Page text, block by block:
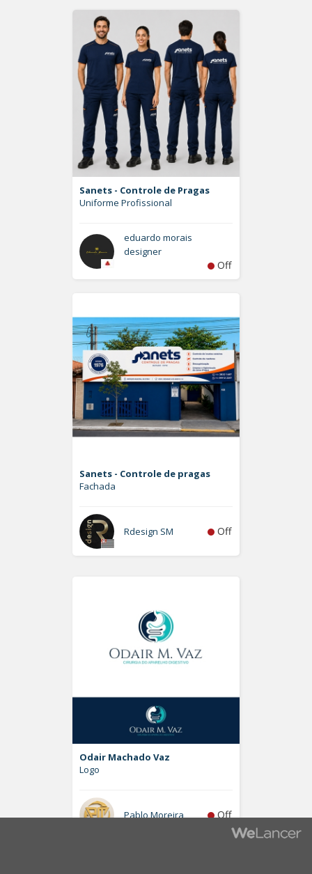
Sanets - Controle de Pragas
Uniforme Profissional
eduardo morais
designer
Off
Sanets - Controle de pragas
Fachada
Rdesign SM Off
Odair Machado Vaz
Logo
Pablo Moreira Off